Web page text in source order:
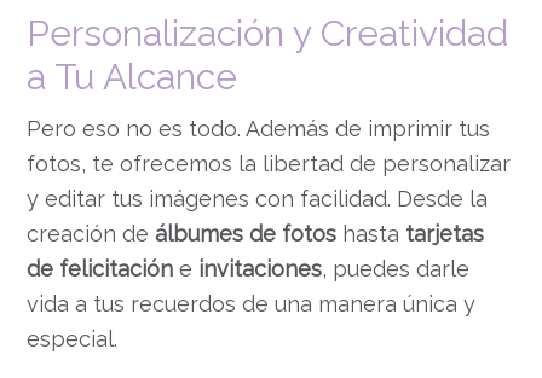
Personalización y Creatividad
a Tu Alcance
Pero eso no es todo. Además de imprimir tus
fotos, te ofrecemos la libertad de personalizar
y editar tus imágenes con facilidad. Desde la
creación deálbumes de fotos hasta tarjetas
de felicitación e invitaciones, puedes darle
vida a tus recuerdos de una manera única y
especial.